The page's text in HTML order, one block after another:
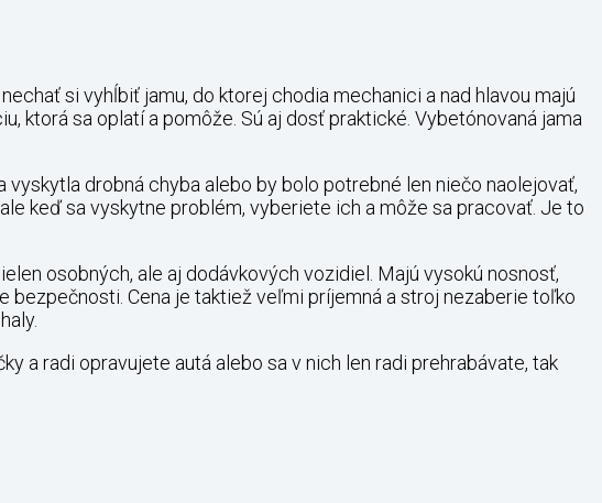
si vyhĺbiť jamu, do ktorej chodia mechanici a nad hlavou majú
ktorá sa oplatí a pomôže. Sú aj dosť praktické. Vybetónovaná jama
drobná chyba alebo by bolo potrebné len niečo naolejovať,
keď sa vyskytne problém, vyberiete ich a môže sa pracovať. Je to
osobných, ale aj dodávkových vozidiel. Majú vysokú nosnosť,
Cena je taktiež veľmi príjemná a stroj nezaberie toľko
a radi opravujete autá alebo sa v nich len radi prehrabávate, tak